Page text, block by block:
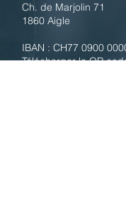
Ch. de Marjolin 71
1860 Aigle
IBAN : CH77 0900
Télécharger le QR